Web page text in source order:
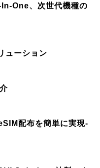
One、次世代機種の
ューション
配布を簡単に実現-